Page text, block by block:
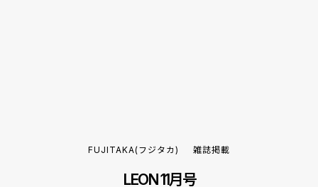
FUJITAKA(フジタカ) 雑誌掲載
LEON 11月号